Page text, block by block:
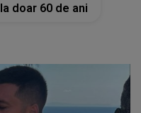
doar 60 de ani